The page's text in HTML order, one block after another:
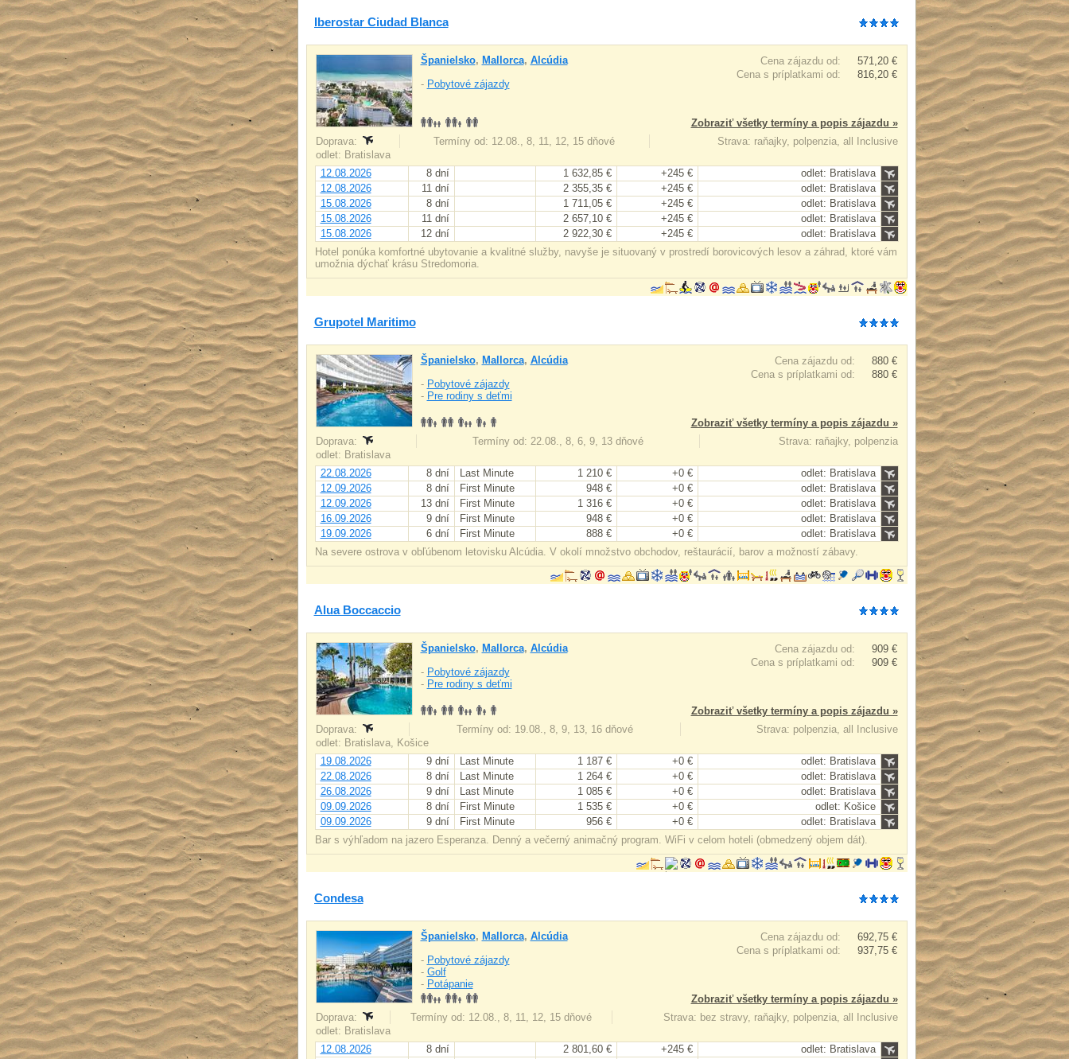
Iberostar Ciudad Blanca
Cena zájazdu od:
571,20 €
Cena s príplatkami od:
816,20 €
Španielsko, Mallorca, Alcúdia
- Pobytové zájazdy
Zobraziť všetky termíny a popis zájazdu »
Doprava:
Termíny od: 12.08., 8, 11, 12, 15 dňové
Strava: raňajky, polpenzia, all Inclusive
odlet: Bratislava
12.08.2026
8 dní 1 632,85 € +245 €
odlet: Bratislava
12.08.2026
11 dní 2 355,35 € +245 €
odlet: Bratislava
15.08.2026
8 dní 1 711,05 € +245 €
odlet: Bratislava
15.08.2026
11 dní 2 657,10 € +245 €
odlet: Bratislava
15.08.2026
12 dní 2 922,30 € +245 €
odlet: Bratislava
Hotel ponúka komfortné ubytovanie a kvalitné služby, navyše je situovaný v prostredí borovicových lesov a záhrad, ktoré vám
umožnia dýchať krásu Stredomoria.
Grupotel Maritimo
Cena zájazdu od:
880 €
Cena s príplatkami od:
880 €
Španielsko, Mallorca, Alcúdia
- Pobytové zájazdy
- Pre rodiny s deťmi
Zobraziť všetky termíny a popis zájazdu »
Doprava:
Termíny od: 22.08., 8, 6, 9, 13 dňové
Strava: raňajky, polpenzia
odlet: Bratislava
22.08.2026
8 dní Last Minute 1 210 € +0 €
odlet: Bratislava
12.09.2026
8 dní First Minute 948 € +0 €
odlet: Bratislava
12.09.2026
13 dní First Minute 1 316 € +0 €
odlet: Bratislava
16.09.2026
9 dní First Minute 948 € +0 €
odlet: Bratislava
19.09.2026
6 dní First Minute 888 € +0 €
odlet: Bratislava
Na severe ostrova v obľúbenom letovisku Alcúdia. V okolí množstvo obchodov, reštaurácií, barov a možností zábavy.
Alua Boccaccio
Cena zájazdu od:
909 €
Cena s príplatkami od:
909 €
Španielsko, Mallorca, Alcúdia
- Pobytové zájazdy
- Pre rodiny s deťmi
Zobraziť všetky termíny a popis zájazdu »
Doprava:
Termíny od: 19.08., 8, 9, 13, 16 dňové
Strava: polpenzia, all Inclusive
odlet: Bratislava, Košice
19.08.2026
9 dní Last Minute 1 187 € +0 €
odlet: Bratislava
22.08.2026
8 dní Last Minute 1 264 € +0 €
odlet: Bratislava
26.08.2026
9 dní Last Minute 1 085 € +0 €
odlet: Bratislava
09.09.2026
8 dní First Minute 1 535 € +0 €
odlet: Košice
09.09.2026
9 dní First Minute 956 € +0 €
odlet: Bratislava
Bar s výhľadom na jazero Esperanza. Denný a večerný animačný program. WiFi v celom hoteli (obmedzený objem dát).
Condesa
Cena zájazdu od:
692,75 €
Cena s príplatkami od:
937,75 €
Španielsko, Mallorca, Alcúdia
- Pobytové zájazdy
- Golf
- Potápanie
Zobraziť všetky termíny a popis zájazdu »
Doprava:
Termíny od: 12.08., 8, 11, 12, 15 dňové
Strava: bez stravy, raňajky, polpenzia, all Inclusive
odlet: Bratislava
12.08.2026
8 dní 2 801,60 € +245 €
odlet: Bratislava